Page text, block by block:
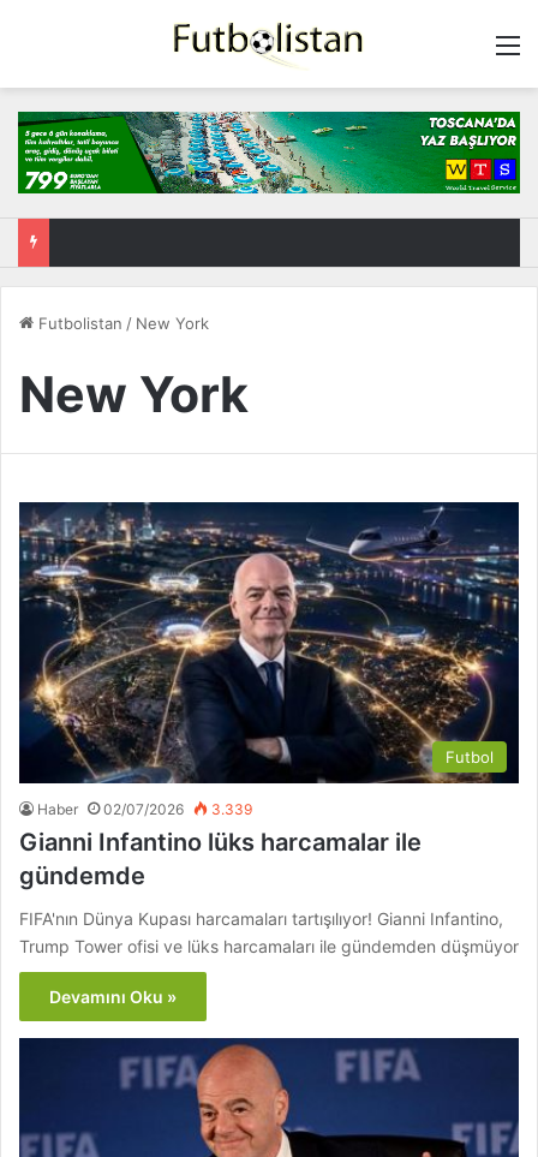
Futbolistan / New York
New York
Futbol
Haber 02/07/2026 3.339
Gianni Infantino lüks harcamalar ile
gündemde
FIFA'nın Dünya Kupası harcamaları tartışılıyor! Gianni Infantino,
Trump Tower ofisi ve lüks harcamaları ile gündemden düşmüyor
Devamını Oku »